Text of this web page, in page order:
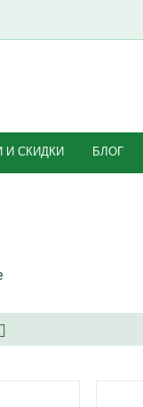
И СКИДКИ БЛОГ